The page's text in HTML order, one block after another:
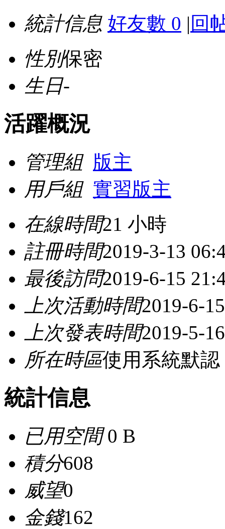
統計信息 好友數 0 | 回
性別保密
生日-
活躍概況
管理組 版主
用戶組 實習版主
在線時間21 小時
註冊時間2019-3-13
最後訪問2019-6-15
上次活動時間2019-6-
上次發表時間2019-5-
所在時區使用系統默認
統計信息
已用空間0 B
積分608
威望0
金錢162